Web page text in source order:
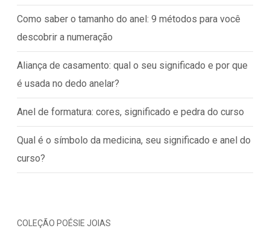
Como saber o tamanho do anel: 9 métodos para você
descobrir a numeração
Aliança de casamento: qual o seu significado e por que
é usada no dedo anelar?
Anel de formatura: cores, significado e pedra do curso
Qual é o símbolo da medicina, seu significado e anel do
curso?
COLEÇÃO POÉSIE JOIAS